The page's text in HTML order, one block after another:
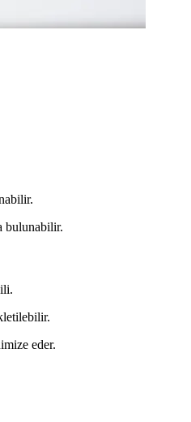
bulunabilir.
eder.